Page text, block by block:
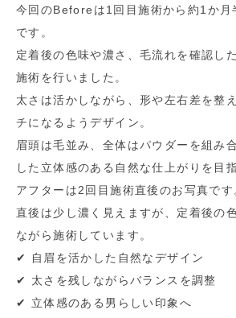
今回のBeforeは1回目施術から約1か月
です。
定着後の色味や濃さ、毛流れを確認し
施術を行いました。
太さは活かしながら、形や左右差を整
チになるようデザイン。
眉頭は毛並み、全体はパウダーを組み
した立体感のある自然な仕上がりを目
アフターは2回目施術直後のお写真です
直後は少し濃く見えますが、定着後の
ながら施術しています。
✔︎ 自眉を活かした自然なデザイン
✔︎ 太さを残しながらバランスを調整
✔︎ 立体感のある男らしい印象へ